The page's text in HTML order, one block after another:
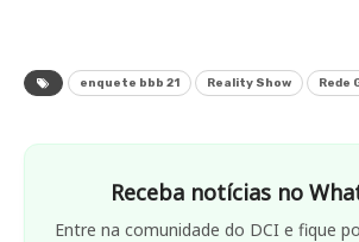
enquete bbb 21 Reality Show Rede
Receba notícias no
Entre na comunidade do DCI e fique